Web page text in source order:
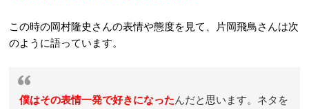
この時の岡村隆史さんの表情や態度を見て、片岡飛鳥さんは次
のように語っています。
僕はその表情一発で好きになったんだと思います。ネタを